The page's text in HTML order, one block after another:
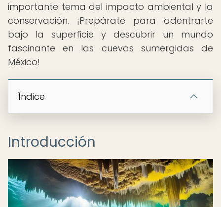
importante tema del impacto ambiental y la
conservación. ¡Prepárate para adentrarte
bajo la superficie y descubrir un mundo
fascinante en las cuevas sumergidas de
México!
Índice
Introducción